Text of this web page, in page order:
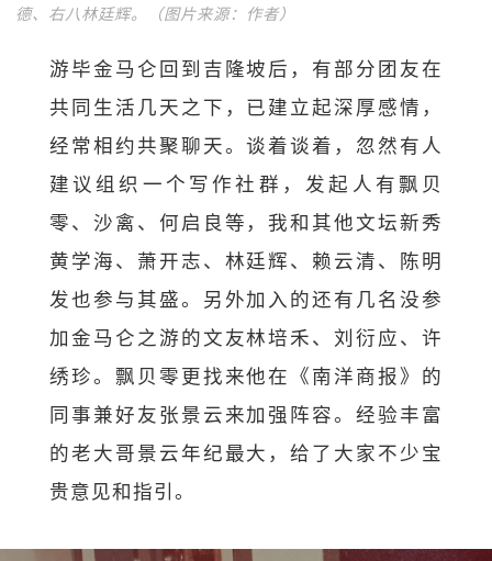
德、右八林廷辉。（图片来源：作者）
游毕金马仑回到吉隆坡后，有部分团友在
共同生活几天之下，已建立起深厚感情，
经常相约共聚聊天。谈着谈着，忽然有人
建议组织一个写作社群，发起人有飘贝
零、沙禽、何启良等，我和其他文坛新秀
黄学海、萧开志、林廷辉、赖云清、陈明
发也参与其盛。另外加入的还有几名没参
加金马仑之游的文友林培禾、刘衍应、许
绣珍。飘贝零更找来他在《南洋商报》的
同事兼好友张景云来加强阵容。经验丰富
的老大哥景云年纪最大，给了大家不少宝
贵意见和指引。